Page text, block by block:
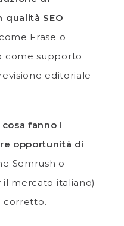
SEO
Frase o
come supporto
editoriale
fanno i
opportunità di
Semrush o
il mercato italiano)
corretto.